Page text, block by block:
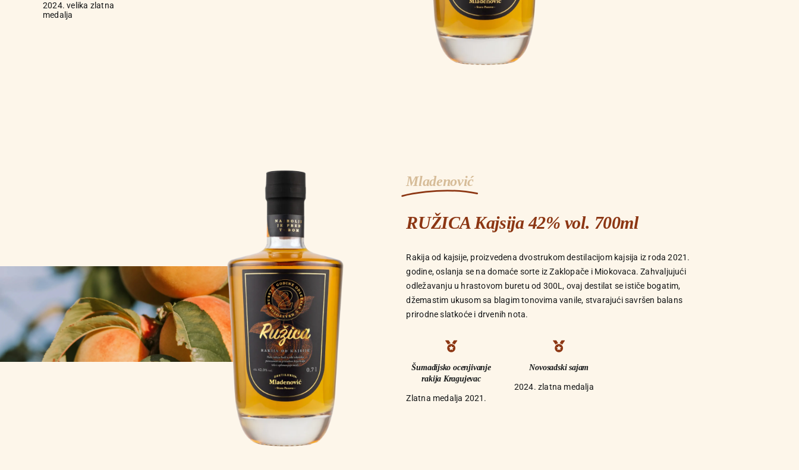
2024. velika zlatna
medalja
Mladenović
RUŽICA Kajsija 42% vol. 700ml
Rakija od kajsije, proizvedena dvostrukom destilacijom kajsija iz roda 2021.
godine, oslanja se na domaće sorte iz Zaklopače i Miokovaca. Zahvaljujući
odležavanju u hrastovom buretu od 300L, ovaj destilat se ističe bogatim,
džemastim ukusom sa blagim tonovima vanile, stvarajući savršen balans
prirodne slatkoće i drvenih nota.
Šumadijsko ocenjivanje
rakija Kragujevac
Zlatna medalja 2021.
Novosadski sajam
2024. zlatna medalja